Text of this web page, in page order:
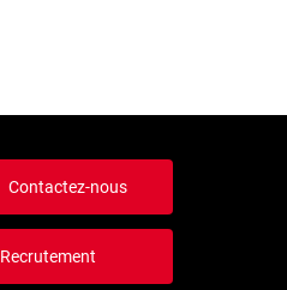
Contactez-nous
Recrutement